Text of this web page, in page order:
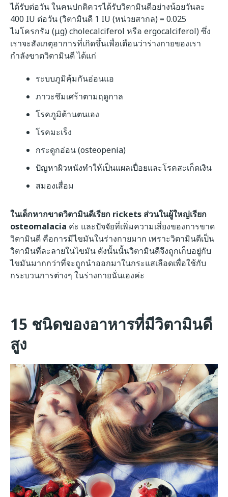
ได้รับต่อวัน ในคนปกติควรได้รับวิตามินดีอย่างน้อยวันละ
400 IU ต่อวัน (วิตามินดี 1 IU (หน่วยสากล) = 0.025
ไมโครกรัม (μg) cholecalciferol หรือ ergocalciferol) ซึ่ง
เราจะสังเกตุอาการที่เกิดขึ้นเพื่อเตือนว่าร่างกายของเรา
กำลังขาดวิตามินดี ได้แก่
ระบบภูมิคุ้มกันอ่อนแอ
ภาวะซึมเศร้าตามฤดูกาล
โรคภูมิต้านตนเอง
โรคมะเร็ง
กระดูกอ่อน (osteopenia)
ปัญหาผิวหนังทำให้เป็นแผลเปื่อยและโรคสะเก็ดเงิน
สมองเสื่อม
ในเด็กหากขาดวิตามินดีเรียก rickets ส่วนในผู้ใหญ่เรียก
osteomalacia ค่ะ และปัจจัยที่เพิ่มความเสี่ยงของการขาด
วิตามินดี คือการมีไขมันในร่างกายมาก เพราะวิตามินดีเป็น
วิตามินที่ละลายในไขมัน ดังนั้นนั้นวิตามินดีจึงถูกเก็บอยู่กับ
ไขมันมากกว่าที่จะถูกนำออกมาในกระแสเลือดเพื่อใช้กับ
กระบวนการต่างๆ ในร่างกายนั่นเองค่ะ
15 ชนิดของอาหารที่มีวิตามินดี
สูง